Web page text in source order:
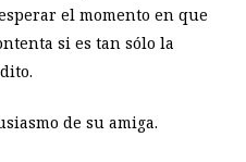
el momento en que
si es tan sólo la
de su amiga.